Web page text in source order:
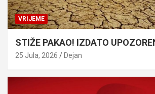
VRIJEME
STIŽE PAKAO! IZDATO
25 Jula, 2026 Dejan